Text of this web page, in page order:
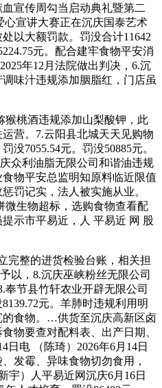
宣传周勾当启动典礼暨第二
心宣讲大赛正在沉庆国泰艺术
以大额罚款。罚没合计11642
元。配合建牢食物平安消
年12月法院做出判决，6.沉
味汁违规添加胭脂红，门店虽
桃酒违规添加山梨酸钾，此
营。7.云阳县北城天天见购物
没7055.54元。罚没50885元。
众利油脂无限公司和谐油违规
物平安总监明知原料临近限值
罚记实，法人被实施从业。
微生物超标，选购食物查看配
示市平易近，人 平易近 网 股
整的进货检验台账，相关担
以，8.沉庆巫峡粉丝无限公司
奉节县竹轩农业开辟无限公司
元。羊肺时违规利用明
食物。…供货至沉庆高新区卤
物要查对配料表、出产日期、
日电 （陈琦）2026年6月14日
发霉、异味食物切勿食用，
宇）人平易近网沉庆6月16日